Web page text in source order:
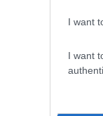
I want
I want